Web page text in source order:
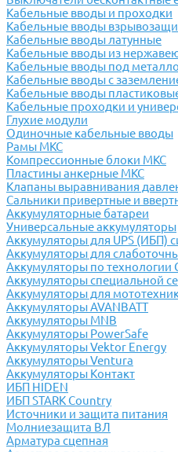
Кабельные вводы и проходки
Кабельные вводы
Кабельные вводы латунные
Кабельные вводы из
Кабельные вводы под
Кабельные вводы с
Кабельные вводы
Кабельные проходки и
Глухие модули
Одиночные кабельные вводы
Рамы МКС
Компрессионные блоки МКС
Пластины анкерные МКС
Клапаны выравнивания
Сальники привертные и
Аккумуляторные батареи
Универсальные аккумуляторы
Аккумуляторы для UPS (ИБП)
Аккумуляторы для
Аккумуляторы по технологии
Аккумуляторы специальной
Аккумуляторы для
Аккумуляторы AVANBATT
Аккумуляторы MNB
Аккумуляторы PowerSafe
Аккумуляторы Vektor Energy
Аккумуляторы Ventura
Аккумуляторы Контакт
ИБП HIDEN
ИБП STARK Country
Источники и защита питания
Молниезащита ВЛ
Арматура сцепная